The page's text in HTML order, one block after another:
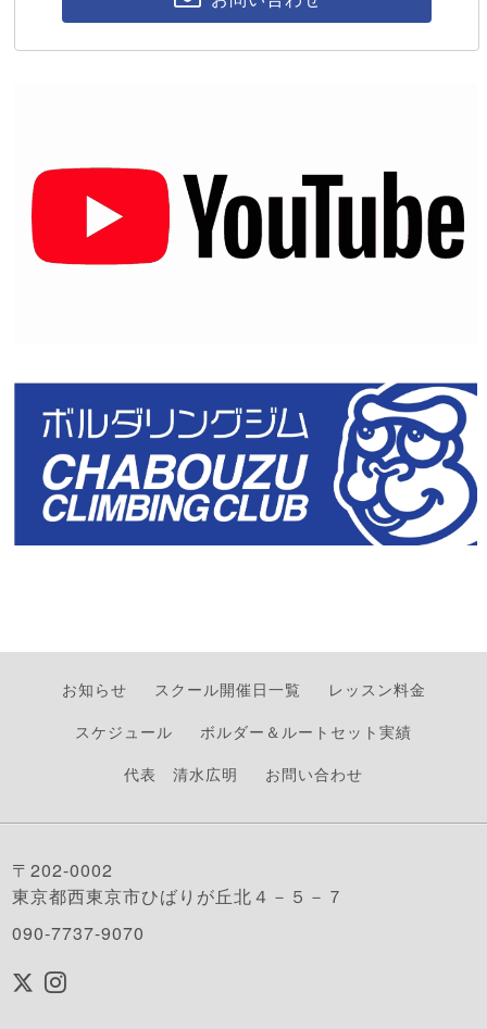
お知らせ スクール開催日一覧
レッスン料金
スケジュール
ボルダー＆ルートセット実績
代表 清水広明
お問い合わせ
〒202-0002
東京都西東京市ひばりが丘北４－５－７
090-7737-9070